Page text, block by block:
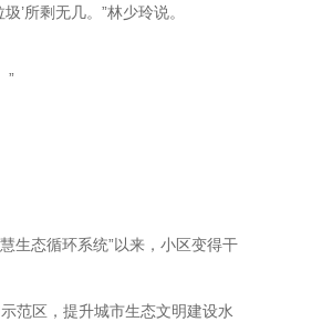
’所剩无几。”林少玲说。
”
生态循环系统”以来，小区变得干
范区，提升城市生态文明建设水